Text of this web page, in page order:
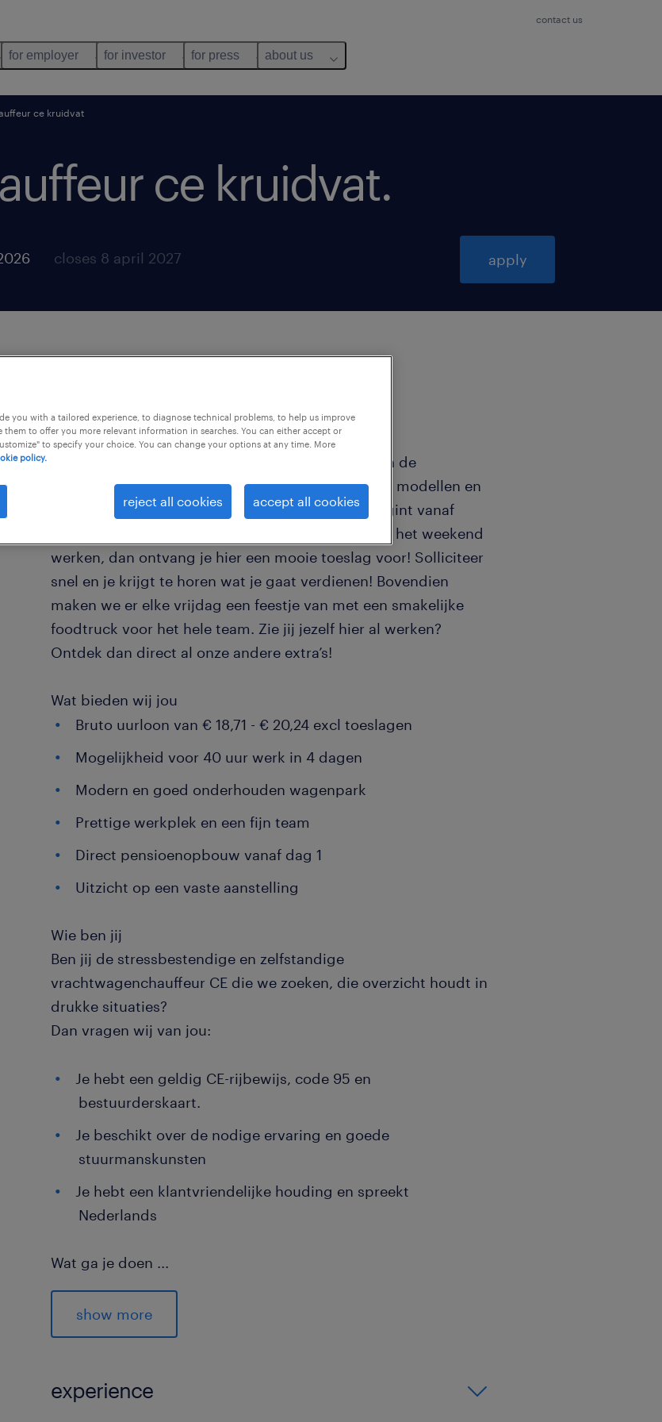
contact us
for employer for investor for press about us
ce kruidvat
ce kruidvat.
closes 8 april 2027 apply
Ben jij een chauffeur CE die enthousiast wordt van de
modernste wagens? Bij ons stap je in de nieuwste modellen en
verdien je een mooi salaris. Het bruto uurloon begint vanaf
€18,71 tot €20,24 exclusief toeslagen. Wil je ook in het weekend
werken, dan ontvang je hier een mooie toeslag voor! Solliciteer
snel en je krijgt te horen wat je gaat verdienen! Bovendien
maken we er elke vrijdag een feestje van met een smakelijke
foodtruck voor het hele team. Zie jij jezelf hier al werken?
Ontdek dan direct al onze andere extra’s!
Wat bieden wij jou
Bruto uurloon van € 18,71 - € 20,24 excl toeslagen
Mogelijkheid voor 40 uur werk in 4 dagen
Modern en goed onderhouden wagenpark
Prettige werkplek en een fijn team
Direct pensioenopbouw vanaf dag 1
Uitzicht op een vaste aanstelling
Wie ben jij
Ben jij de stressbestendige en zelfstandige
vrachtwagenchauffeur CE die we zoeken, die overzicht houdt in
drukke situaties?
Dan vragen wij van jou:
Je hebt een geldig CE-rijbewijs, code 95 en
bestuurderskaart.
Je beschikt over de nodige ervaring en goede
stuurmanskunsten
Je hebt een klantvriendelijke houding en spreekt
Nederlands
Wat ga je doen ...
De zon komt langzaam op terwijl je de parkeerplaats van het
distributiecentrum oprijdt. Je begint de dag niet gehaast, maar
met een goede bak koffie en een grapje met je collega's. Zodra
truck klimt, begint het echte avontuur.
Geen dag is hier hetzelfde. Het ene moment stuur je met
show more
experience
you with a tailored experience, to diagnose technical problems, to help us improve
them to offer you more relevant information in searches. You can either accept or
to specify your choice. You can change your options at any time. More
policy.
reject all cookies accept all cookies